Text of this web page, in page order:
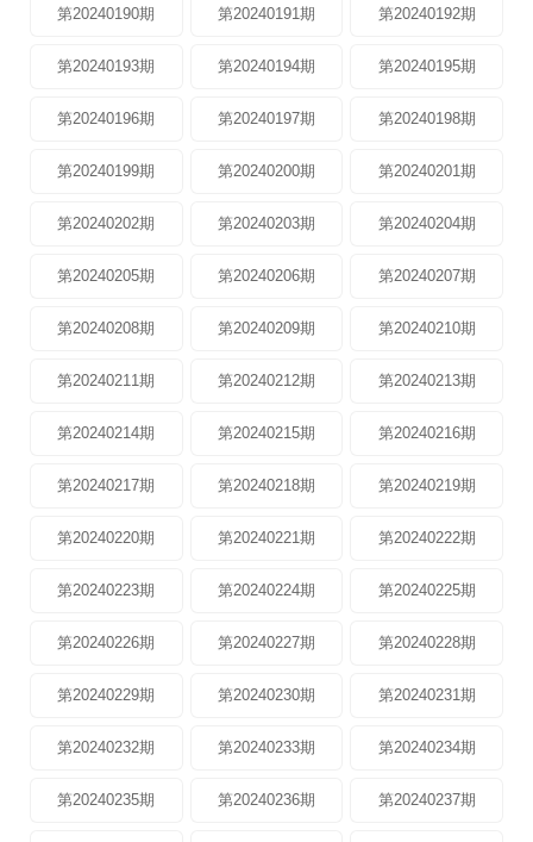
第20240190期 第20240191期 第20240192期
第20240193期 第20240194期 第20240195期
第20240196期 第20240197期 第20240198期
第20240199期 第20240200期 第20240201期
第20240202期 第20240203期 第20240204期
第20240205期 第20240206期 第20240207期
第20240208期 第20240209期 第20240210期
第20240211期 第20240212期 第20240213期
第20240214期 第20240215期 第20240216期
第20240217期 第20240218期 第20240219期
第20240220期 第20240221期 第20240222期
第20240223期 第20240224期 第20240225期
第20240226期 第20240227期 第20240228期
第20240229期 第20240230期 第20240231期
第20240232期 第20240233期 第20240234期
第20240235期 第20240236期 第20240237期